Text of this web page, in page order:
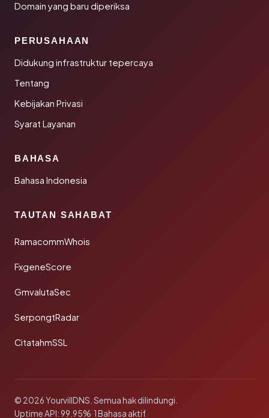
Domain yang baru diperiksa
PERUSAHAAN
Didukung infrastruktur tepercaya
Tentang
Kebijakan Privasi
Syarat Layanan
BAHASA
Bahasa Indonesia
TAUTAN SAHABAT
RamacommWhois
FxgeneScore
GmvalutaSec
SerpongtRadar
CitatahmSSL
© 2026 YourvillDNS. Semua hak dilindungi.
Uptime API: 99.95%·1 Bahasa aktif